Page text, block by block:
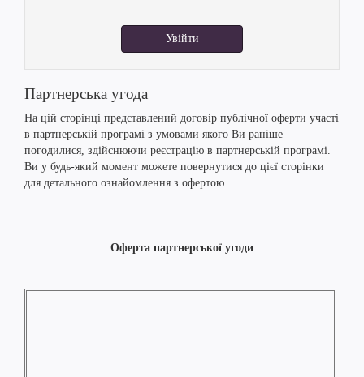
Увійти
Партнерська угода
На цій сторінці представлений договір публічної оферти участі
в партнерській програмі з умовами якого Ви раніше
погодилися, здійснюючи реєстрацію в партнерській програмі.
Ви у будь-який момент можете повернутися до цієї сторінки
для детального ознайомлення з офертою.
Оферта партнерської угоди